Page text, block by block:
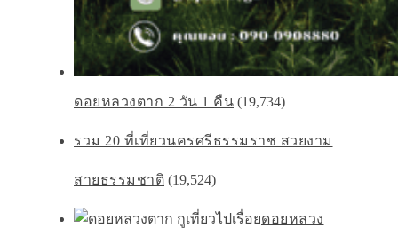
ดอยหลวงตาก 2 วัน 1 คืน (19,734)
รวม 20 ที่เที่ยวนครศรีธรรมราช สวยงาม
สายธรรมชาติ (19,524)
ดอยหลวง